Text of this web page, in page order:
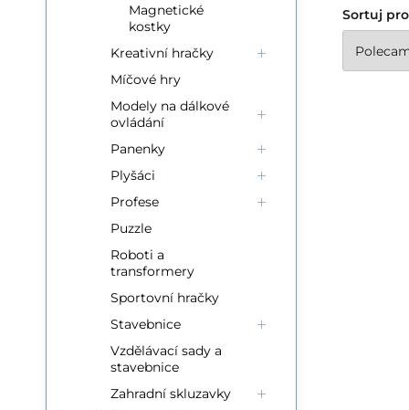
Sortuj
Magnetické
kostky
Kreativní hračky
Míčové hry
Modely na dálkové
ovládání
Panenky
Plyšáci
Profese
Puzzle
Roboti a
transformery
Sportovní hračky
Stavebnice
Vzdělávací sady a
stavebnice
Zahradní skluzavky